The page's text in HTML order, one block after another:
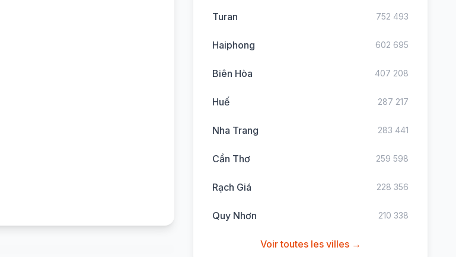
Turan 752 493
Haiphong 602 695
Biên Hòa 407 208
Huế 287 217
Nha Trang 283 441
Cần Thơ 259 598
Rạch Giá 228 356
Quy Nhơn 210 338
Voir toutes les villes →